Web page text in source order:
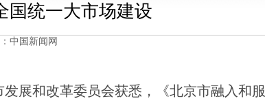
国统一大市场建设
中国新闻网
和改革委员会获悉，《北京市融入和服